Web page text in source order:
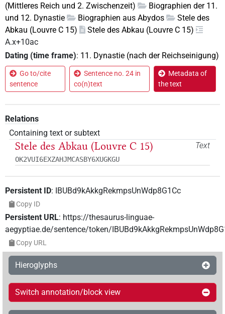
(Mittleres Reich und 2. Zwischenzeit)
Biographien der 11.
und 12. Dynastie
Biographien aus Abydos
Stele des
Abkau (Louvre C 15)
Stele des Abkau (Louvre C 15)
A.x+10ac
Dating (time frame): 11. Dynastie (nach der Reichseinigung)
Go to/cite
sentence
Sentence no. 24 in
co(n)text
Metadata of
the text
Relations
Containing text or subtext
Text
Stele des Abkau (Louvre C 15)
OK2VUI6EXZAHJMCASBY6XUGKGU
Persistent ID: IBUBd9kAkkgRekmpsUnWdp8G1Cc
Copy ID
Persistent URL: https://thesaurus-linguae-
aegyptiae.de/sentence/token/
Copy URL
Hieroglyphs
Switch annotation/block view